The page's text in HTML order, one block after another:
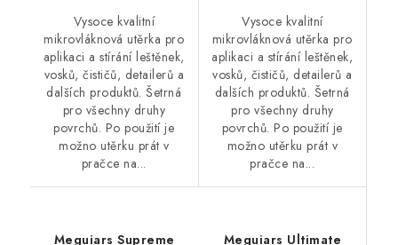
Vysoce kvalitní
mikrovláknová utěrka pro
aplikaci a stírání leštěnek,
vosků, čističů, detailerů a
dalších produktů. Šetrná
pro všechny druhy
povrchů. Po použití je
možno utěrku prát v
pračce na...
Vysoce kvalitní
mikrovláknová utěrka pro
aplikaci a stírání leštěnek,
vosků, čističů, detailerů a
dalších produktů. Šetrná
pro všechny druhy
povrchů. Po použití je
možno utěrku prát v
pračce na...
Meguiars Supreme Meguiars Ultimate